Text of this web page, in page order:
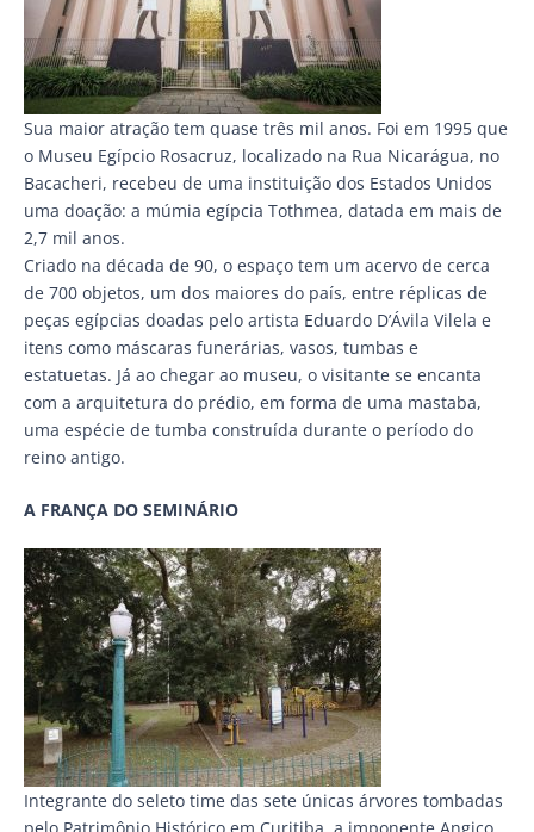
Sua maior atração tem quase três mil anos. Foi em 1995 que
o Museu Egípcio Rosacruz, localizado na Rua Nicarágua, no
Bacacheri, recebeu de uma instituição dos Estados Unidos
uma doação: a múmia egípcia Tothmea, datada em mais de
2,7 mil anos.
Criado na década de 90, o espaço tem um acervo de cerca
de 700 objetos, um dos maiores do país, entre réplicas de
peças egípcias doadas pelo artista Eduardo D’Ávila Vilela e
itens como máscaras funerárias, vasos, tumbas e
estatuetas. Já ao chegar ao museu, o visitante se encanta
com a arquitetura do prédio, em forma de uma mastaba,
uma espécie de tumba construída durante o período do
reino antigo.
A FRANÇA DO SEMINÁRIO
Integrante do seleto time das sete únicas árvores tombadas
pelo Patrimônio Histórico em Curitiba, a imponente Angico